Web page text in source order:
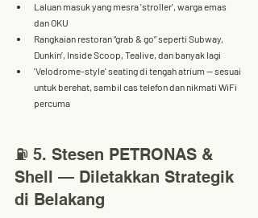
Laluan masuk yang mesra 'stroller', warga emas
dan OKU
Rangkaian restoran “grab & go” seperti Subway,
Dunkin’, Inside Scoop, Tealive, dan banyak lagi
'Velodrome-style' seating di tengah atrium — sesuai
untuk berehat, sambil cas telefon dan nikmati WiFi
percuma
⛽ 5. Stesen PETRONAS &
Shell — Diletakkan Strategik
di Belakang